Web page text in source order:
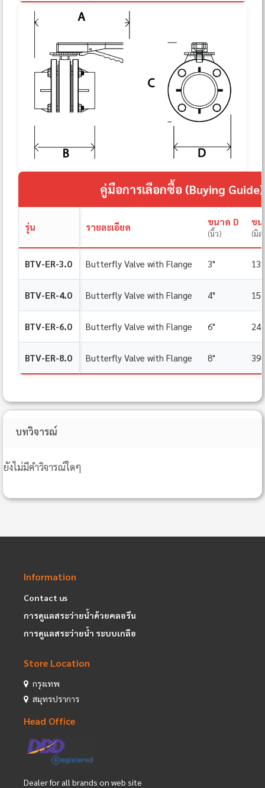
คู่มือการเลือกซื้อ (Buying Guide)
รุ่น รายละเอียด ขนาด D
(นิ้ว)
ขน
(มิล
BTV-ER-3.0 Butterfly Valve with Flange 3"
BTV-ER-4.0 Butterfly Valve with Flange 4"
BTV-ER-6.0 Butterfly Valve with Flange 6"
BTV-ER-8.0 Butterfly Valve with Flange 8"
บทวิจารณ์
ยังไม่มีคำวิจารณ์ใดๆ
Information
Contact us
การดูแลสระว่ายน้ำด้วยคลอรีน
การดูแลสระว่ายน้ำ ระบบเกลือ
Store Location
กรุงเทพ
สมุทรปราการ
Head Office
Dealer for all brands on web site